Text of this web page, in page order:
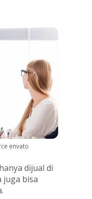
envato
dijual di
juga bisa